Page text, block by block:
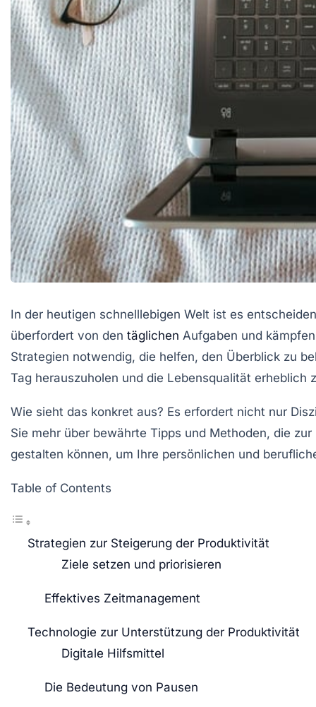
In der heutigen schnelllebigen Welt ist es
überfordert von den täglichen Aufgaben und
Strategien notwendig, die helfen, den Überblick zu
Tag herauszuholen und die Lebensqualität erheblich
Wie sieht das konkret aus? Es erfordert nicht nur
Sie mehr über bewährte Tipps und Methoden, die
gestalten können, um Ihre persönlichen und
Table of Contents
Strategien zur Steigerung der Produktivität
Ziele setzen und priorisieren
Effektives Zeitmanagement
Technologie zur Unterstützung der Produktivität
Digitale Hilfsmittel
Die Bedeutung von Pausen